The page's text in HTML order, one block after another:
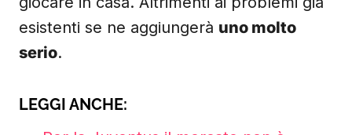
giocare in casa. Altrimenti ai problemi già
esistenti se ne aggiungerà uno molto
serio.
LEGGI ANCHE: